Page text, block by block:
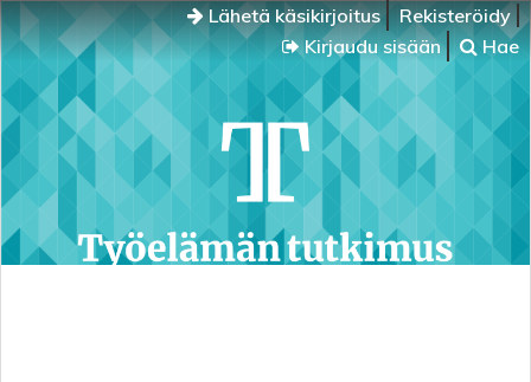
Lähetä käsikirjoitus
Rekisteröidy
Kirjaudu sisään
Hae